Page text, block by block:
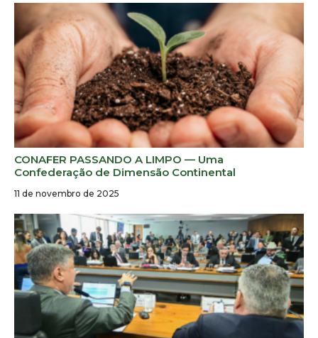
CONAFER PASSANDO A LIMPO — Uma
Confederação de Dimensão Continental
11 de novembro de 2025